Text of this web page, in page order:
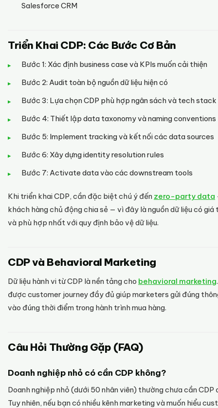
Salesforce CRM
Triển Khai CDP: Các Bước Cơ Bản
Bước 1: Xác định business case và KPIs muốn cải thiện
Bước 2: Audit toàn bộ nguồn dữ liệu hiện có
Bước 3: Lựa chọn CDP phù hợp ngân sách và tech stack
Bước 4: Thiết lập data taxonomy và naming conventions
Bước 5: Implement tracking và kết nối các data sources
Bước 6: Xây dựng identity resolution rules
Bước 7: Activate data vào các downstream tools
Khi triển khai CDP, cần đặc biệt chú ý đến zero-party data
khách hàng chủ động chia sẻ — vì đây là nguồn dữ liệu có
và phù hợp nhất với quy định bảo vệ dữ liệu.
CDP và Behavioral Marketing
Dữ liệu hành vi từ CDP là nền tảng cho behavioral marketing
được customer journey đầy đủ giúp marketers gửi đúng
vào đúng thời điểm trong hành trình mua hàng.
Câu Hỏi Thường Gặp (FAQ)
Doanh nghiệp nhỏ có cần CDP không?
Doanh nghiệp nhỏ (dưới 50 nhân viên) thường chưa cần CDP
Tuy nhiên, nếu bạn có nhiều kênh marketing và muốn hiểu